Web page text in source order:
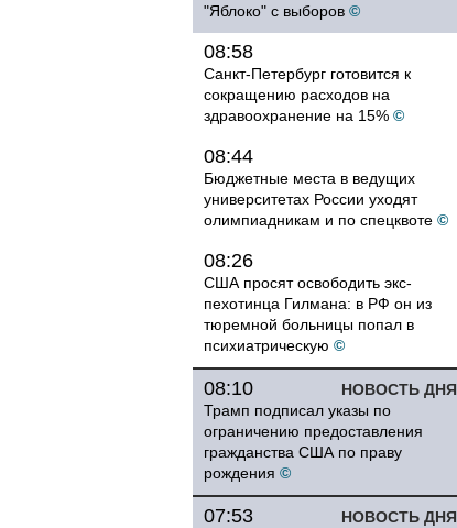
"Яблоко" с выборов ©
08:58
Санкт-Петербург готовится к
сокращению расходов на
здравоохранение на 15% ©
08:44
Бюджетные места в ведущих
университетах России уходят
олимпиадникам и по спецквоте ©
08:26
США просят освободить экс-
пехотинца Гилмана: в РФ он из
тюремной больницы попал в
психиатрическую ©
НОВОСТЬ ДНЯ
08:10
Трамп подписал указы по
ограничению предоставления
гражданства США по праву
рождения ©
НОВОСТЬ ДНЯ
07:53